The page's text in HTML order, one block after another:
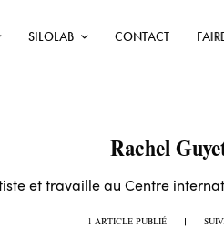
SILOLAB CONTACT
Rachel
et travaille au Centre
1 ARTICLE PUBLIÉ |